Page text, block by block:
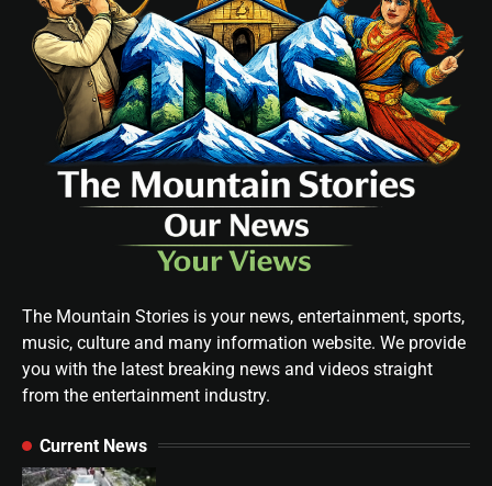
The Mountain Stories is your news, entertainment, sports,
music, culture and many information website. We provide
you with the latest breaking news and videos straight
from the entertainment industry.
Current News